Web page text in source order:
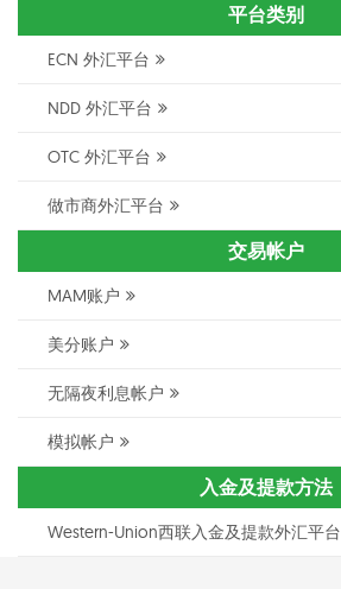
平台类别
ECN 外汇平台
NDD 外汇平台
OTC 外汇平台
做市商外汇平台
交易帐户
MAM账户
美分账户
无隔夜利息帐户
模拟帐户
入金及提款方法
Western-Union西联入金及提款外汇平台